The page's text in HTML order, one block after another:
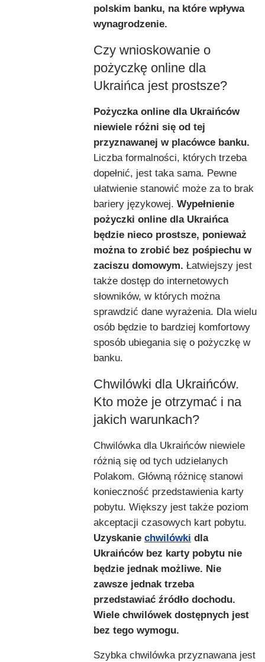
polskim banku, na które wpływa
wynagrodzenie.
Czy wnioskowanie o
pożyczkę online dla
Ukraińca jest prostsze?
Pożyczka online dla Ukraińców
niewiele różni się od tej
przyznawanej w placówce banku.
Liczba formalności, których trzeba
dopełnić, jest taka sama. Pewne
ułatwienie stanowić może za to brak
bariery językowej. Wypełnienie
pożyczki online dla Ukraińca
będzie nieco prostsze, ponieważ
można to zrobić bez pośpiechu w
zaciszu domowym. Łatwiejszy jest
także dostęp do internetowych
słowników, w których można
sprawdzić dane wyrażenia. Dla wielu
osób będzie to bardziej komfortowy
sposób ubiegania się o pożyczkę w
banku.
Chwilówki dla Ukraińców.
Kto może je otrzymać i na
jakich warunkach?
Chwilówka dla Ukraińców niewiele
różnią się od tych udzielanych
Polakom. Główną różnicę stanowi
konieczność przedstawienia karty
pobytu. Większy jest także poziom
akceptacji czasowych kart pobytu.
Uzyskanie chwilówki dla
Ukraińców bez karty pobytu nie
będzie jednak możliwe. Nie
zawsze jednak trzeba
przedstawiać źródło dochodu.
Wiele chwilówek dostępnych jest
bez tego wymogu.
Szybka chwilówka przyznawana jest